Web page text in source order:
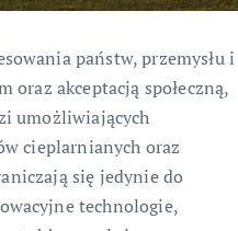
państw, przemysłu i
akceptacją społeczną,
umożliwiających
cieplarnianych oraz
się jedynie do
technologie,